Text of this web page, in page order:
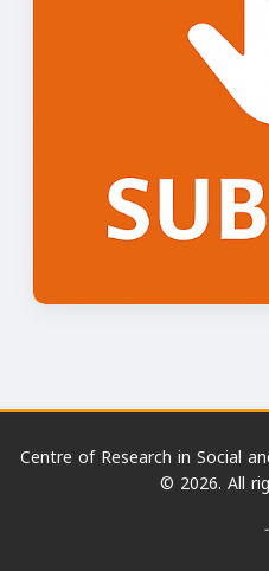
Centre of Research in Social
© 2026. All
-